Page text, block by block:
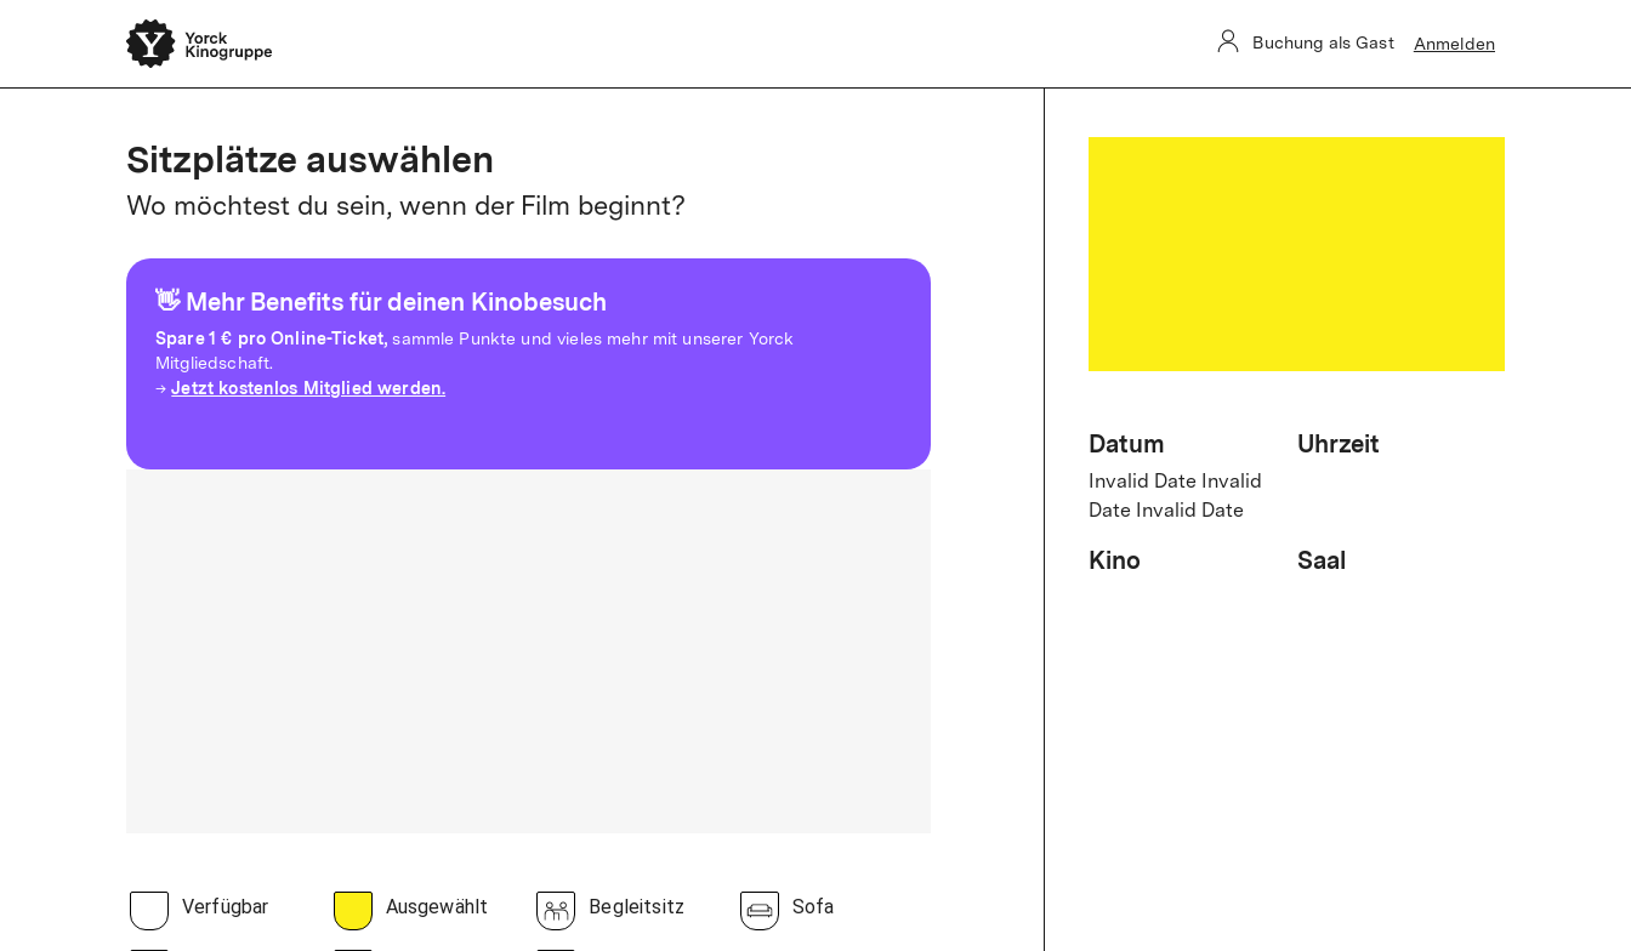
Buchung als Gast Anmelden
Sitzplätze auswählen
Wo möchtest du sein, wenn der Film beginnt?
👋 Mehr Benefits für deinen Kinobesuch
Spare1 € pro Online-Ticket, sammle Punkte und vieles mehr mit unserer Yorck
Mitgliedschaft.
→Jetzt kostenlos Mitglied werden.
Verfügbar Ausgewählt Begleitsitz Sofa
Datum
Invalid Date Invalid
Date Invalid Date
Uhrzeit
Kino Saal